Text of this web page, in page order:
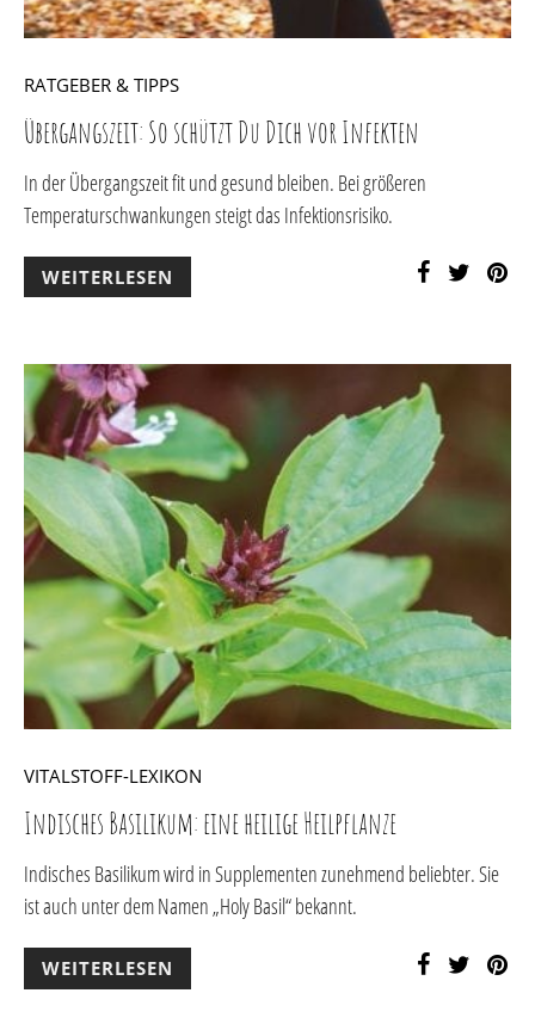
RATGEBER & TIPPS
Übergangszeit: So schützt Du Dich vor Infekten
In der Übergangszeit fit und gesund bleiben. Bei größeren
Temperaturschwankungen steigt das Infektionsrisiko.
WEITERLESEN
VITALSTOFF-LEXIKON
Indisches Basilikum: eine heilige Heilpflanze
Indisches Basilikum wird in Supplementen zunehmend beliebter. Sie
ist auch unter dem Namen „Holy Basil“ bekannt.
WEITERLESEN